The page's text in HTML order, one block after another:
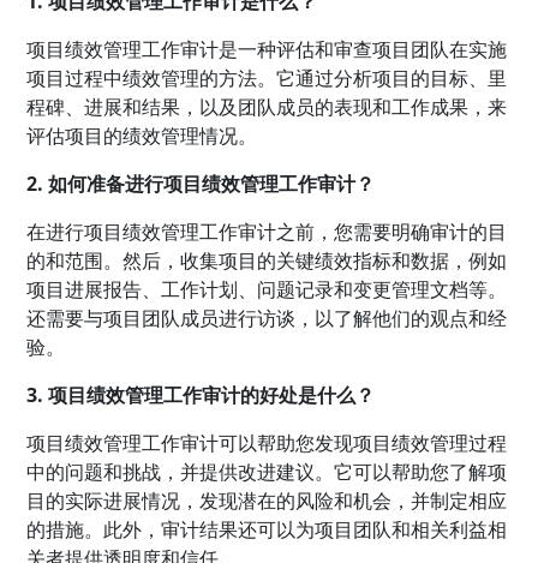
项目绩效管理工作审计是一种评估和审查项目团队在实施
项目过程中绩效管理的方法。它通过分析项目的目标、里
程碑、进展和结果，以及团队成员的表现和工作成果，来
评估项目的绩效管理情况。
2. 如何准备进行项目绩效管理工作审计？
在进行项目绩效管理工作审计之前，您需要明确审计的目
的和范围。然后，收集项目的关键绩效指标和数据，例如
项目进展报告、工作计划、问题记录和变更管理文档等。
还需要与项目团队成员进行访谈，以了解他们的观点和经
验。
3. 项目绩效管理工作审计的好处是什么？
项目绩效管理工作审计可以帮助您发现项目绩效管理过程
中的问题和挑战，并提供改进建议。它可以帮助您了解项
目的实际进展情况，发现潜在的风险和机会，并制定相应
的措施。此外，审计结果还可以为项目团队和相关利益相